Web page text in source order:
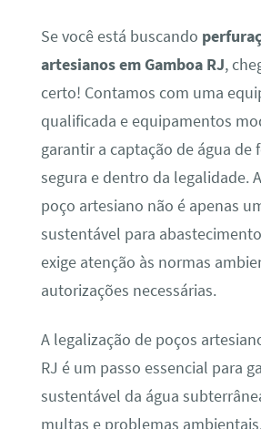
Se você está buscando
artesianos em Gamboa RJ,
certo! Contamos com uma
qualificada e equipamentos
garantir a captação de água de
segura e dentro da legalidade.
poço artesiano não é apenas
sustentável para
exige atenção às normas
autorizações necessárias.
A legalização de poços
RJ é um passo essencial para
sustentável da água
multas e problemas